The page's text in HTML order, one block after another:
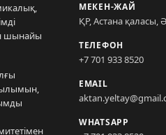
шынайы
МЕКЕН-ЖАЙ
ҚР, Астана қаласы,
ТЕЛЕФОН
+7 701 933 8520
EMAIL
WHATSAPP